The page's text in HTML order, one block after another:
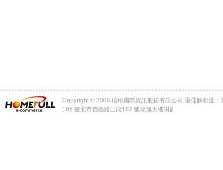
Copyright © 2008 植根國際資訊股份有限公司 最佳解析度：
106 臺北市信義路三段162 號玫瑰大樓3樓